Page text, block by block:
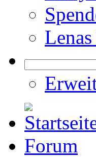
Forum